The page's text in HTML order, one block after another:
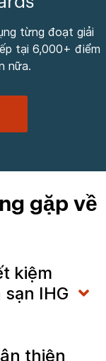
từng đoạt giải
tại 6,000+ điểm
nữa.
gặp về
kiệm
IHG
thiện